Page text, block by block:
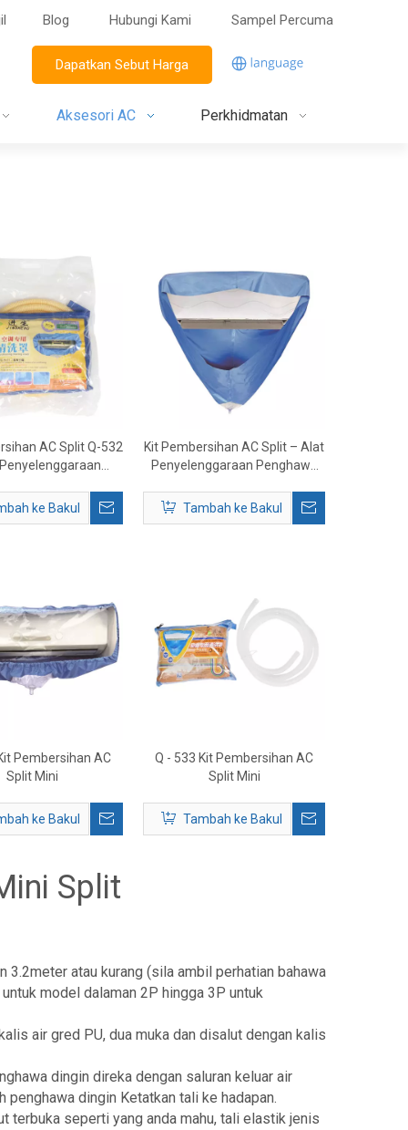
Blog Hubungi Kami Sampel Percuma
Dapatkan Sebut Harga
Aksesori AC Perkhidmatan
AC Split Q-532
ke Bakul
Kit Pembersihan AC Split – Alat
Penyelenggaraan Penghawa
Tambah ke Bakul
Pembersihan AC
Split Mini
ke Bakul
Q - 533 Kit Pembersihan AC
Split Mini
Tambah ke Bakul
Split
atau kurang (sila ambil perhatian bahawa
model dalaman 2P hingga 3P untuk
air gred PU, dua muka dan disalut dengan kalis
dingin direka dengan saluran keluar air
dingin Ketatkan tali ke hadapan.
terbuka seperti yang anda mahu, tali elastik jenis